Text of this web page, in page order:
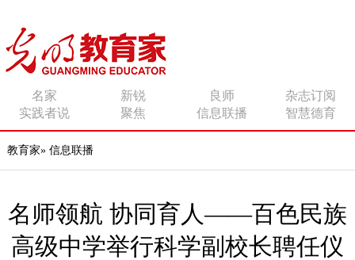
名家 新锐 良师
杂志订阅
实践者说
聚焦 信息联播 智慧德育
教育家» 信息联播
名师领航 协同育人——百色民族
高级中学举行科学副校长聘任仪